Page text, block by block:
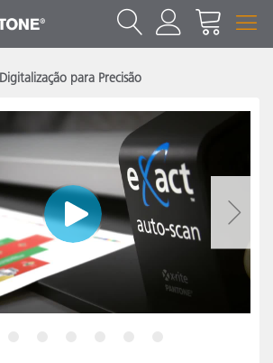
para Precisão